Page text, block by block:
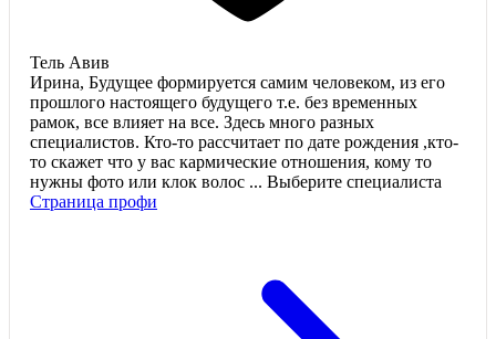
Тель Авив
Ирина, Будущее формируется самим человеком, из его
прошлого настоящего будущего т.е. без временных
рамок, все влияет на все. Здесь много разных
специалистов. Кто-то рассчитает по дате рождения ,кто-
то скажет что у вас кармические отношения, кому то
нужны фото или клок волос ... Выберите специалиста
Страница профи